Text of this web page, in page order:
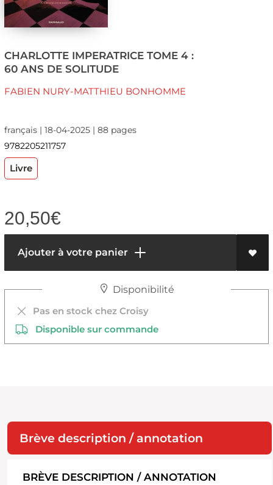
CHARLOTTE IMPERATRICE TOME 4 :
60 ANS DE SOLITUDE
FABIEN NURY-MATTHIEU BONHOMME
français | 18-04-2025 | 88 pages
9782205211757
Livre
20,50€
Ajouter à votre panier
Disponibilité
Pas en stock chez Croisy
Disponible sur commande
Brève description / annotation
BRÈVE DESCRIPTION / ANNOTATION